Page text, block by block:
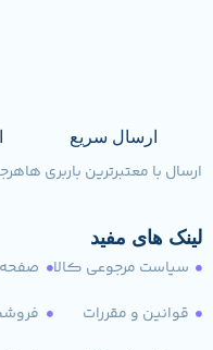
ارسال سریع
ارسال با معتبرترین باربری ها
لینک های مفید
سیاست مرجوعی کالا
قوانین و مقررات